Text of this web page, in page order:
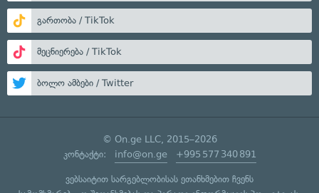
გართობა / TikTok
მეცნიერება / TikTok
ბოლო ამბები / Twitter
© On.ge LLC, 2015–2026
კონტაქტი: info@on.ge +995 577 340 891
ვებსაიტით სარგებლობისას ეთანხმებით ჩვენს